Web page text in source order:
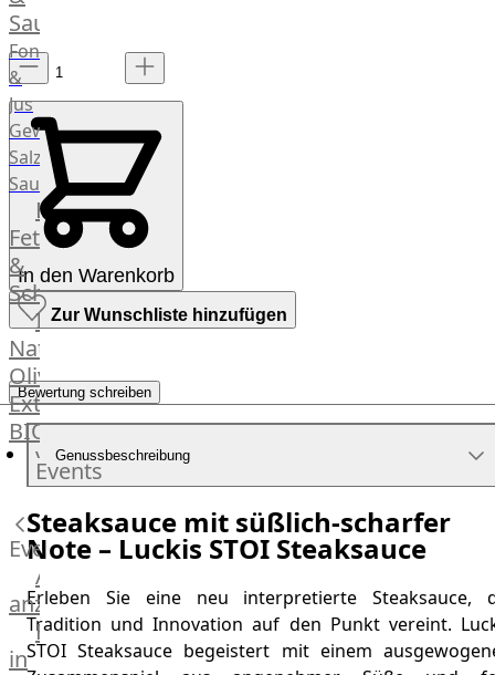
Saucen
Fonds
&
Jus
Gewürze
Salz
Saucen
Butter,
Fett
&
Schmalz
ItalianBar
Natives
Olivenöl
Extra
BIO
Veggie
Hardware
Küchenhelfer
Grillgeräte
Beefer®
Gasgrills
Big
Green
Events
Events
Alle
anzeigen
Fleischkompetenz
in
In den Warenkorb
Zur Wunschliste hinzufügen
Bewertung schreiben
Genussbeschreibung
Steaksauce mit süßlich-scharfer
Note – Luckis STOI Steaksauce
Erleben Sie eine neu interpretierte Steaksauce,
Tradition und Innovation auf den Punkt vereint.
STOI Steaksauce begeistert mit einem